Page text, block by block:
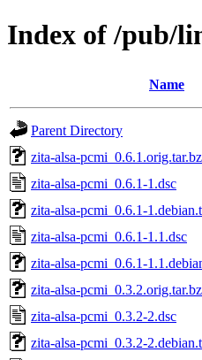
Index of /pub/
Name
Parent Directory
zita-alsa-
zita-alsa-pcmi_0.6.1-1.dsc
zita-alsa-pcmi_0.6.1-
zita-alsa-pcmi_0.6.1-1.1.dsc
zita-alsa-pcmi_0.6.1-
zita-alsa-
zita-alsa-pcmi_0.3.2-2.dsc
zita-alsa-pcmi_0.3.2-